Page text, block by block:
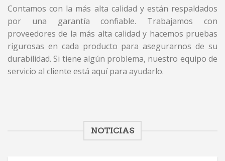
Contamos con la más alta calidad y están respaldados
por una garantía confiable. Trabajamos con
proveedores de la más alta calidad y hacemos pruebas
rigurosas en cada producto para asegurarnos de su
durabilidad. Si tiene algún problema, nuestro equipo de
servicio al cliente está aquí para ayudarlo.
NOTICIAS